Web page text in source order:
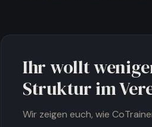
Ihr wollt
Struktur im
Wir zeigen euch, wie